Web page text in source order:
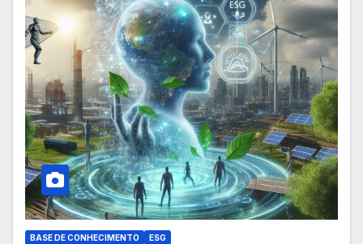
BASE DE CONHECIMENTO ESG